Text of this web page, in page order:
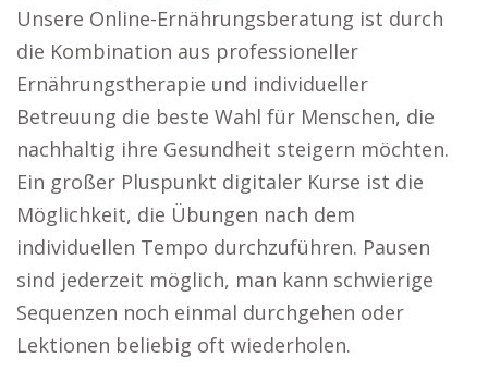
Unsere Online-Ernährungsberatung ist durch
die Kombination aus professioneller
Ernährungstherapie und individueller
Betreuung die beste Wahl für Menschen, die
nachhaltig ihre Gesundheit steigern möchten.
Ein großer Pluspunkt digitaler Kurse ist die
Möglichkeit, die Übungen nach dem
individuellen Tempo durchzuführen. Pausen
sind jederzeit möglich, man kann schwierige
Sequenzen noch einmal durchgehen oder
Lektionen beliebig oft wiederholen.